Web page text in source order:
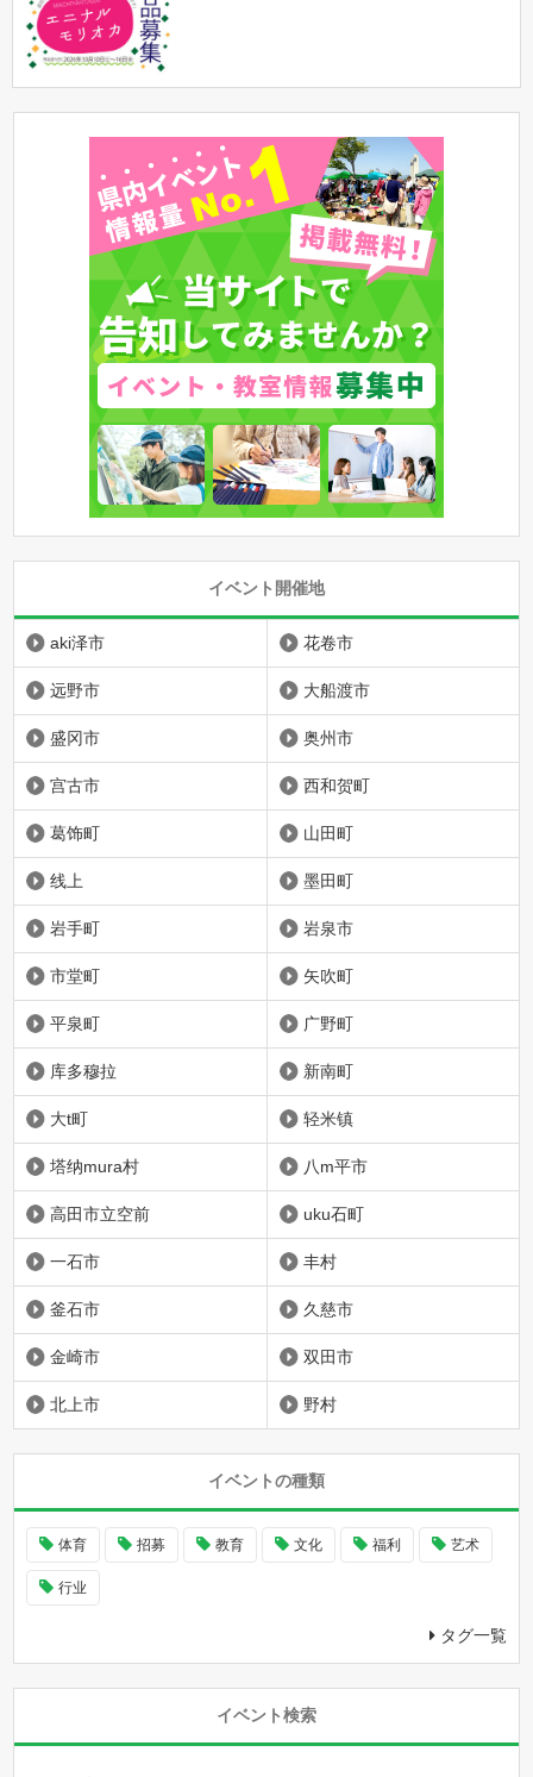
イベント開催地
aki泽市 花卷市
远野市 大船渡市
盛冈市 奥州市
宫古市 西和贺町
葛饰町 山田町
线上 墨田町
岩手町 岩泉市
市堂町 矢吹町
平泉町 广野町
库多穆拉 新南町
大t町 轻米镇
塔纳mura村 八m平市
高田市立空前 uku石町
一石市 丰村
釜石市 久慈市
金崎市 双田市
北上市 野村
イベントの種類
体育 招募 教育 文化 福利 艺术
行业
タグ一覧
イベント検索